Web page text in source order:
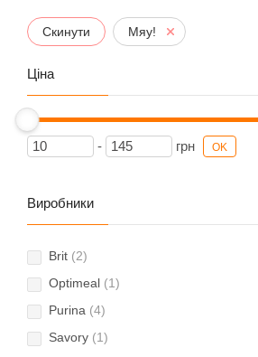
Скинути Мяу!
Ціна
- грн OK
Виробники
Brit (2)
Optimeal (1)
Purina (4)
Savory (1)